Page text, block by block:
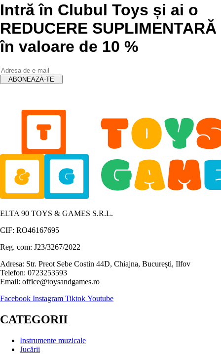
Intră în Clubul Toys și ai o
REDUCERE SUPLIMENTARĂ
în valoare de 10 %
ELTA 90 TOYS & GAMES S.R.L.
CIF: RO46167695
Reg. com: J23/3267/2022
Adresa: Str. Preot Sebe Costin 44D, Chiajna, București, Ilfov
Telefon: 0723253593
Email: office@toysandgames.ro
Facebook Instagram Tiktok Youtube
CATEGORII
Instrumente muzicale
Jucării